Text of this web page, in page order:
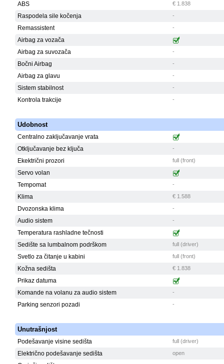
ABS € 1.838
Raspodela sile kočenja -
Remassistent -
Airbag za vozača
Airbag za suvozača
-
Bočni Airbag -
Airbag za glavu -
Sistem stabilnost -
Kontrola trakcije -
Udobnost
Centralno zaključavanje vrata
Otključavanje bez ključa
-
Ekektrični prozori full (front)
Servo volan
Tempomat
-
Klima € 1.588
Dvozonska klima -
Audio sistem -
Temperatura rashladne tečnosti
Sedište sa lumbalnom podrškom
full (driver)
Svetlo za čitanje u kabini full (front)
Kožna sedišta € 1.838
Prikaz datuma
Komande na volanu za audio sistem
-
Parking senzori pozadi -
Unutrašnjost
Podešavanje visine sedišta full (driver)
Električno podešavanje sedišta open